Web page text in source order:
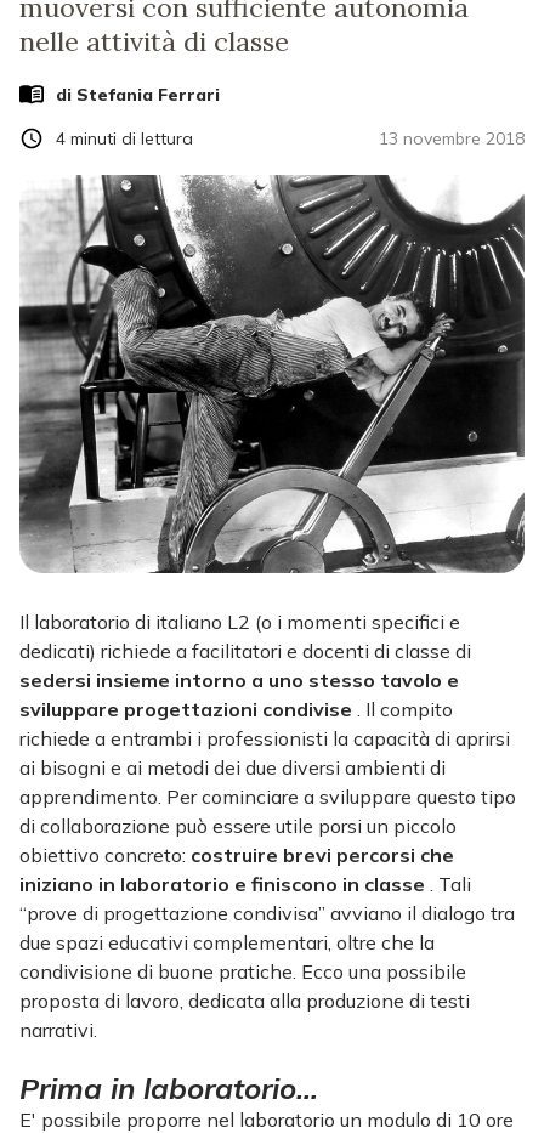
muoversi con sufficiente autonomia
nelle attività di classe
di Stefania Ferrari
13 novembre 2018
4 minuti di lettura
Il laboratorio di italiano L2 (o i momenti specifici e
dedicati) richiede a facilitatori e docenti di classe di
sedersi insieme intorno a uno stesso tavolo e
sviluppare progettazioni condivise
. Il compito
richiede a entrambi i professionisti la capacità di aprirsi
ai bisogni e ai metodi dei due diversi ambienti di
apprendimento. Per cominciare a sviluppare questo tipo
di collaborazione può essere utile porsi un piccolo
obiettivo concreto: costruire brevi percorsi che
iniziano in laboratorio e finiscono in classe
. Tali
“prove di progettazione condivisa” avviano il dialogo tra
due spazi educativi complementari, oltre che la
condivisione di buone pratiche. Ecco una possibile
proposta di lavoro, dedicata alla produzione di testi
narrativi.
Prima in laboratorio…
E' possibile proporre nel laboratorio un modulo di 10 ore